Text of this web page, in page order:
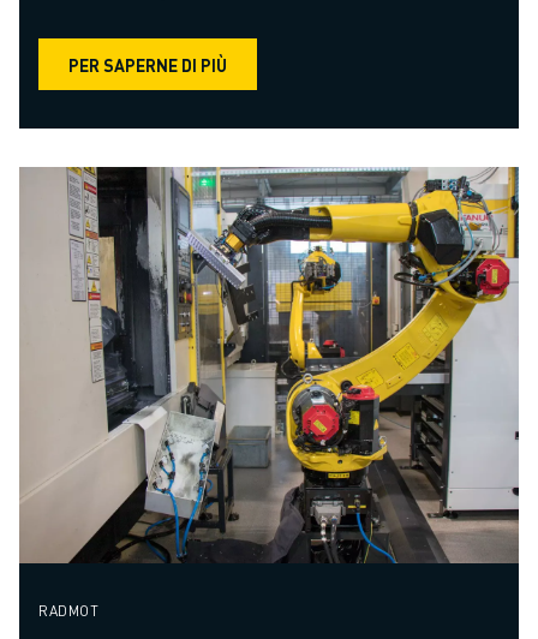
PER SAPERNE DI PIÙ
RADMOT